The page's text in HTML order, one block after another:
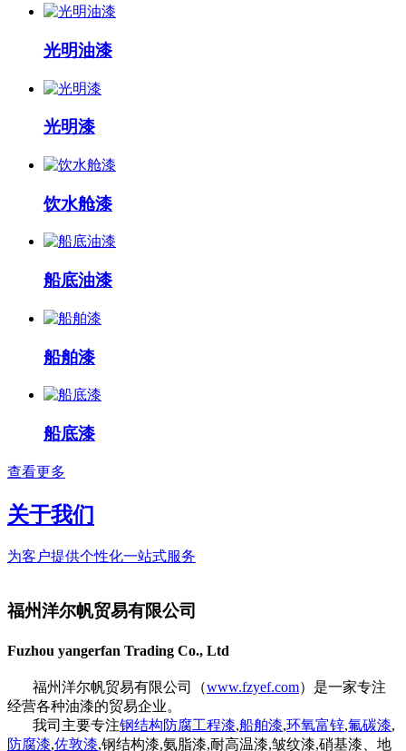
光明油漆
光明漆
饮水舱漆
船底油漆
船舶漆
船底漆
查看更多
关于我们
为客户提供个性化一站式服务
福州洋尔帆贸易有限公司
Fuzhou yangerfan Trading Co., Ltd
福州洋尔帆贸易有限公司（www.fzyef.com）是一家专注
经营各种油漆的贸易企业。
我司主要专注钢结构防腐工程漆,船舶漆,环氧富锌,氟碳漆,
防腐漆,佐敦漆,钢结构漆,氨脂漆,耐高温漆,皱纹漆,硝基漆、地